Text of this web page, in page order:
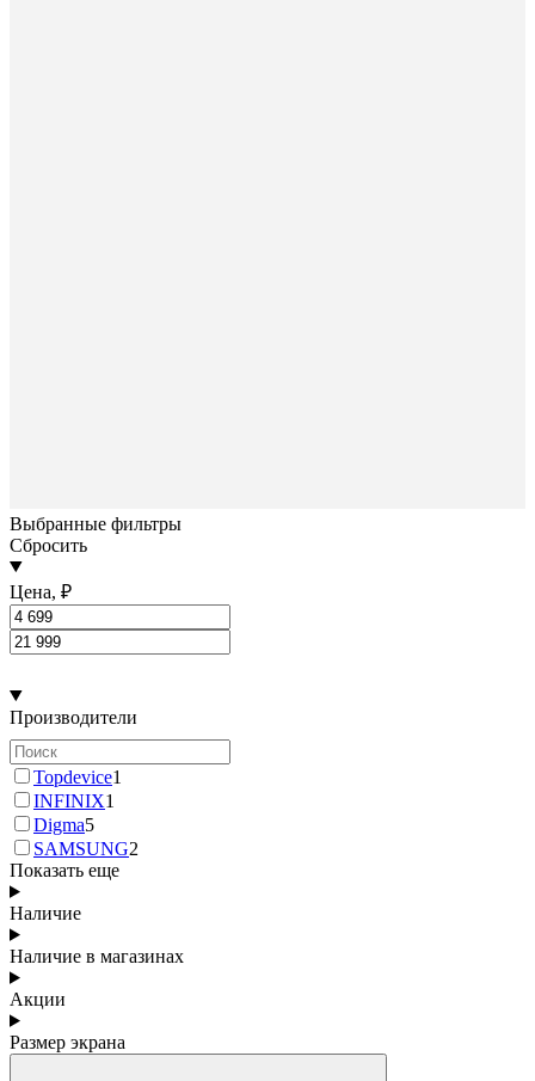
Выбранные фильтры
Сбросить
Цена, ₽
Производители
Topdevice1
INFINIX1
Digma5
SAMSUNG2
Показать еще
Наличие
Наличие в магазинах
Акции
Размер экрана